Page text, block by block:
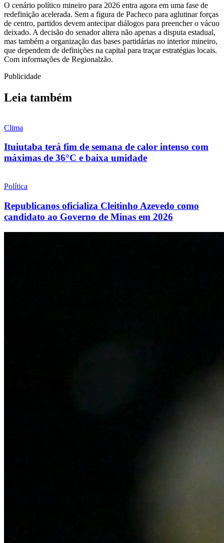
O cenário político mineiro para 2026 entra agora em uma fase de
redefinição acelerada. Sem a figura de Pacheco para aglutinar forças
de centro, partidos devem antecipar diálogos para preencher o vácuo
deixado. A decisão do senador altera não apenas a disputa estadual,
mas também a organização das bases partidárias no interior mineiro,
que dependem de definições na capital para traçar estratégias locais.
Com informações de Regionalzão.
Publicidade
Leia também
Clima
Ituiutaba terá fim de semana de calor intenso com
máximas de 36°C e baixa umidade
Política
Republicanos oficializa Cleitinho Azevedo como
candidato ao Governo de Minas em 2026